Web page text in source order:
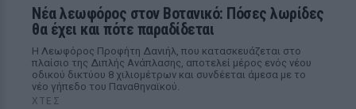
Νέα λεωφόρος στον Βοτανικό: Πόσες λωρίδες
θα έχει και πότε παραδίδεται
Η Λεωφόρος Προφήτη Δανιήλ, που κατασκευάζεται στο
πλαίσιο της Διπλής Ανάπλασης, αποτελεί μέρος ενός νέου
οδικού δικτύου 8 χιλιομέτρων και συνδέεται άμεσα με το
νέο γήπεδο του Παναθηναϊκού.
ΧΤΕΣ